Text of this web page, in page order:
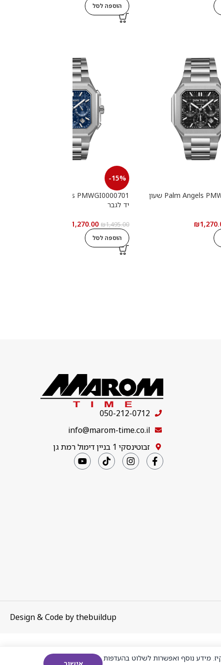
הוספה לסל
Palm Angels PMWGI0000702 שעון
₪
-15%
יד לגבר
₪1,495.00
1,270.00
הוספה לסל
050-212-0712
info@marom-time.co.il
זבוטינסקי 1 בניין דימול רמת גן
Design & Code bythebuildup
מידע נוסף ואפשרות לשלוט בהעדפות